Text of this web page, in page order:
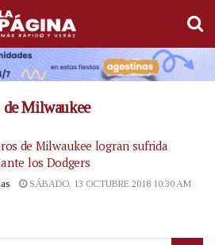
de Milwaukee
de Milwaukee logran sufrida
los Dodgers
SÁBADO, 13 OCTUBRE 2018 10:30 AM